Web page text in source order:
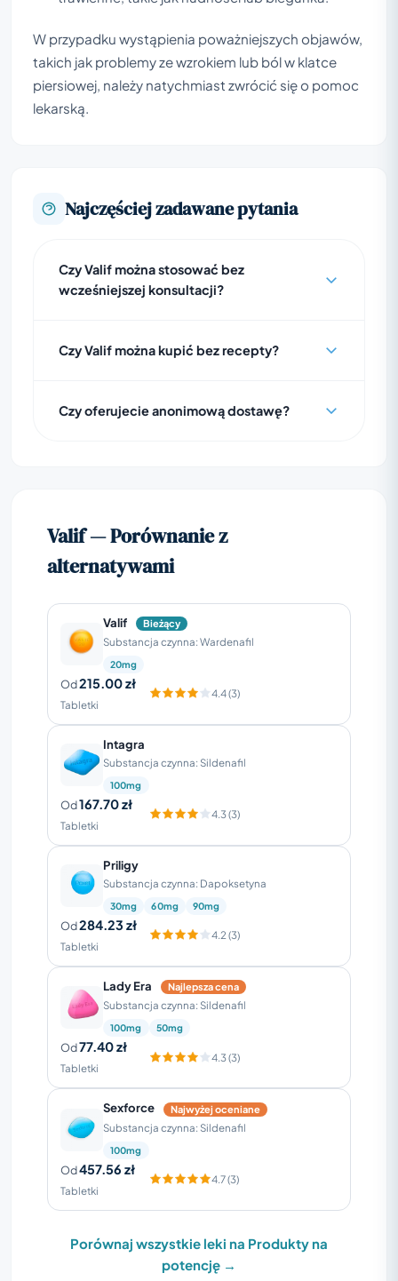
W przypadku wystąpienia poważniejszych objawów,
takich jak problemy ze wzrokiem lub ból w klatce
piersiowej, należy natychmiast zwrócić się o pomoc
lekarską.
Najczęściej zadawane pytania
Czy Valif można stosować bez
wcześniejszej konsultacji?
Czy Valif można kupić bez recepty?
Czy oferujecie anonimową dostawę?
Valif — Porównanie z
alternatywami
Valif Bieżący
Substancja czynna: Wardenafil
20mg
Od215.00 zł
Tabletki
4.4 (3)
Intagra
Substancja czynna: Sildenafil
100mg
Od167.70 zł
Tabletki
4.3 (3)
Priligy
Substancja czynna: Dapoksetyna
30mg 60mg 90mg
Od284.23 zł
Tabletki
4.2 (3)
Lady Era Najlepsza cena
Substancja czynna: Sildenafil
100mg 50mg
Od77.40 zł
Tabletki
4.3 (3)
Sexforce Najwyżej oceniane
Substancja czynna: Sildenafil
100mg
Od457.56 zł
Tabletki
4.7 (3)
Porównaj wszystkie leki na Produkty na
potencję →